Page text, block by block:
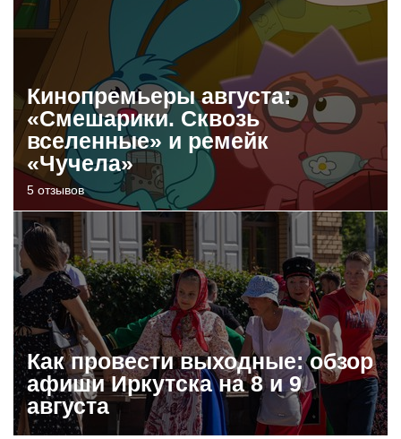
Кинопремьеры августа:
«Смешарики. Сквозь
вселенные» и ремейк
«Чучела»
5 отзывов
Как провести выходные: обзор
афиши Иркутска на 8 и 9
августа